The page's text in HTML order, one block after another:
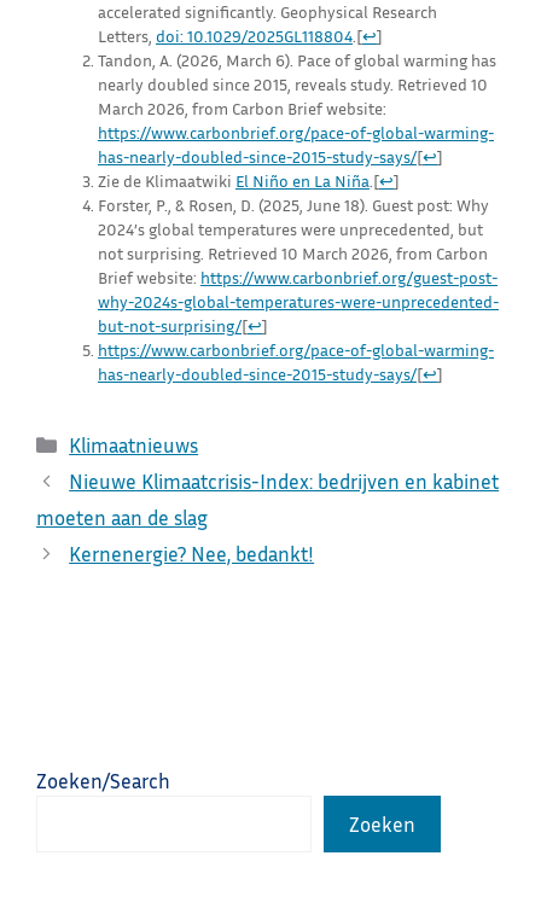
accelerated significantly. Geophysical Research
Letters, doi: 10.1029/2025GL118804.[↩]
Tandon, A. (2026, March 6). Pace of global warming has
nearly doubled since 2015, reveals study. Retrieved 10
March 2026, from Carbon Brief website:
https://www.carbonbrief.org/pace-of-global-warming-
has-nearly-doubled-since-2015-study-says/[↩]
Zie de Klimaatwiki El Niño en La Niña.[↩]
Forster, P., & Rosen, D. (2025, June 18). Guest post: Why
2024’s global temperatures were unprecedented, but
not surprising. Retrieved 10 March 2026, from Carbon
Brief website: https://www.carbonbrief.org/guest-post-
why-2024s-global-temperatures-were-unprecedented-
but-not-surprising/[↩]
https://www.carbonbrief.org/pace-of-global-warming-
has-nearly-doubled-since-2015-study-says/[↩]
Categorieën
Klimaatnieuws
Nieuwe Klimaatcrisis-Index: bedrijven en kabinet
moeten aan de slag
Kernenergie? Nee, bedankt!
Zoeken/Search
Zoeken